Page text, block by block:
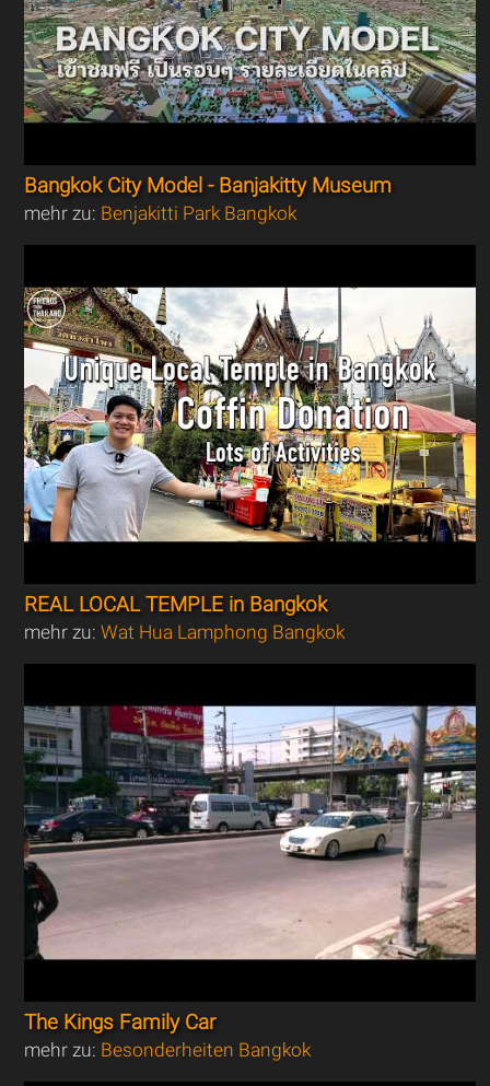
Bangkok City Model - Banjakitty Museum
mehr zu: Benjakitti Park Bangkok
REAL LOCAL TEMPLE in Bangkok
mehr zu:Wat Hua Lamphong Bangkok
The Kings Family Car
mehr zu: Besonderheiten Bangkok